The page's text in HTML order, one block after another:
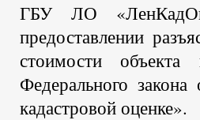
ГБУ ЛО
предоставлении
стоимости
Федерального
кадастровой оценке».